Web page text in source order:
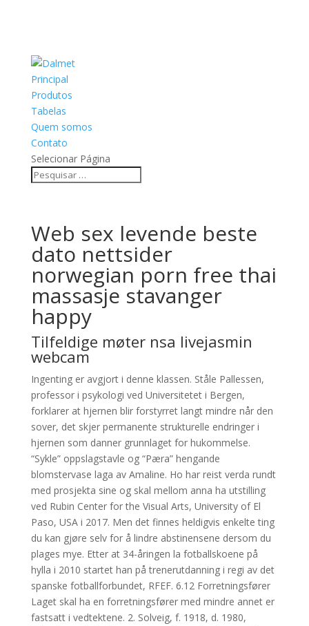
Principal
Produtos
Tabelas
Quem somos
Contato
Selecionar Página
Web sex levende beste
dato nettsider
norwegian porn free thai
massasje stavanger
happy
Tilfeldige møter nsa livejasmin
webcam
Ingenting er avgjort i denne klassen. Ståle Pallessen,
professor i psykologi ved Universitetet i Bergen,
forklarer at hjernen blir forstyrret langt mindre når den
sover, det skjer permanente strukturelle endringer i
hjernen som danner grunnlaget for hukommelse.
“Sykle” oppslagstavle og “Pæra” hengande
blomstervase laga av Amaline. Ho har reist verda rundt
med prosjekta sine og skal mellom anna ha utstilling
ved Rubin Center for the Visual Arts, University of El
Paso, USA i 2017. Men det finnes heldigvis enkelte ting
du kan gjøre selv for å lindre abstinensene dersom du
plages mye. Etter at 34-åringen la fotballskoene på
hylla i 2010 startet han på trenerutdanning i regi av det
spanske fotballforbundet, RFEF. 6.12 Forretningsfører
Laget skal ha en forretningsfører med mindre annet er
fastsatt i vedtektene. 2. Solveig, f. 1918, d. 1980,